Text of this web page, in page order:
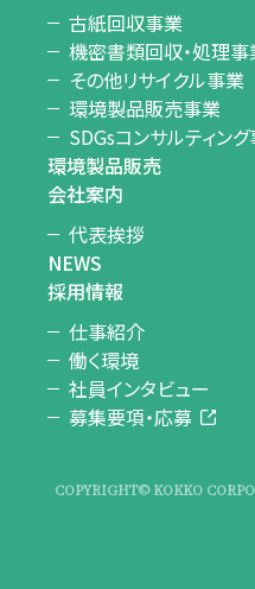
古紙回収事業
機密書類回収・処理事
その他リサイクル事業
環境製品販売事業
SDGsコンサルティン
環境製品販売
会社案内
代表挨拶
NEWS
採用情報
仕事紹介
働く環境
社員インタビュー
募集要項・応募
COPYRIGHT© KOKKO